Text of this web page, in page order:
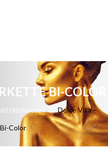
BI-COLOR
Halsketten Dolce Vita –
Color